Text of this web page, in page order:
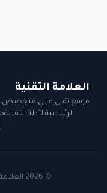
العلامة التقنية
موقع تقني عربي متخصص في
الرئيسيةالأدلة التقنية
©
2026